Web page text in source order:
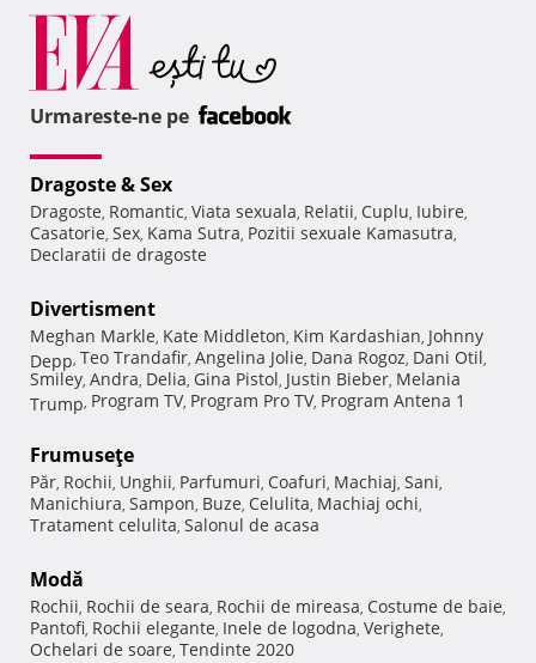
Urmareste-ne pe
Dragoste & Sex
Dragoste, Romantic, Viata sexuala, Relatii, Cuplu, Iubire,
Casatorie, Sex, Kama Sutra, Pozitii sexuale Kamasutra,
Declaratii de dragoste
Divertisment
Meghan Markle, Kate Middleton, Kim Kardashian, Johnny
Depp, Teo Trandafir, Angelina Jolie, Dana Rogoz, Dani Otil,
Smiley, Andra, Delia, Gina Pistol, Justin Bieber, Melania
Trump, Program TV, Program Pro TV, Program Antena 1
Frumuseţe
Păr, Rochii, Unghii, Parfumuri, Coafuri, Machiaj, Sani,
Manichiura, Sampon, Buze, Celulita, Machiaj ochi,
Tratament celulita, Salonul de acasa
Modă
Rochii, Rochii de seara, Rochii de mireasa, Costume de baie,
Pantofi, Rochii elegante, Inele de logodna, Verighete,
Ochelari de soare, Tendinte 2020